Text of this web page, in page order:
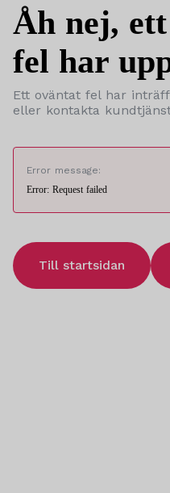
Åh nej,
fel har
Ett oväntat fel har
eller kontakta
Error message:
Error: Request failed
Till startsidan